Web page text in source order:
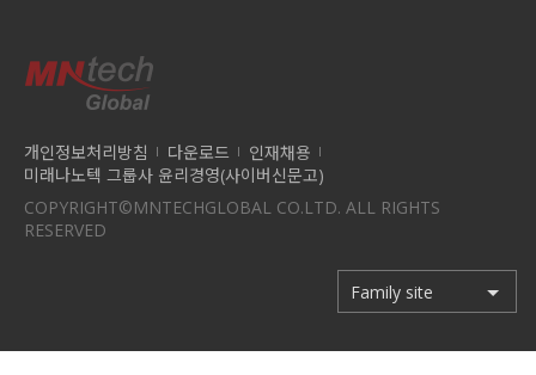
개인정보처리방침 다운로드
인재채용
미래나노텍 그룹사 윤리경영(사이버신문고)
COPYRIGHT©MNTECHGLOBAL CO.LTD. ALL RIGHTS
RESERVED
Family site
Family site